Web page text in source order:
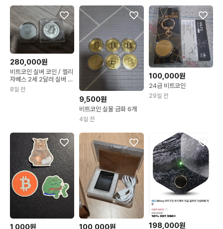
280,000원
비트코인 실버 코인 / 엘리
자베스 2세 2달러 실버 코
인2온즈
8일 전
9,500원
비트코인 실물 금화 6개
4일 전
100,000원
24금 비트코인
29일 전
1,000원 100,000원 198,000원